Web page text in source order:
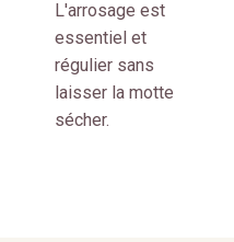
L'arrosage est
essentiel et
régulier sans
laisser la motte
sécher.